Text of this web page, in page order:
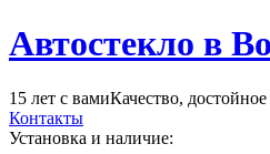
Автостекло в
15 лет с вамиКачество,
Контакты
Установка и наличие: